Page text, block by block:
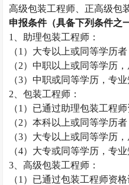
高级包装工程师、正高级包
申报条件（具备下列条件之
1
、助理包装工程师：
（1 ）大专以上或同等学历者
（2）中职以上或同等学历
（3）中职或同等学历，专
2 、包装工程师：
（1 ）已通过助理包装工程师
（2）本科以上或同等学历者
（3）大专以上或同等学历
（4）大专或同等学历，专
3 、高级包装工程师：
（1 ）已通过包装工程师资格